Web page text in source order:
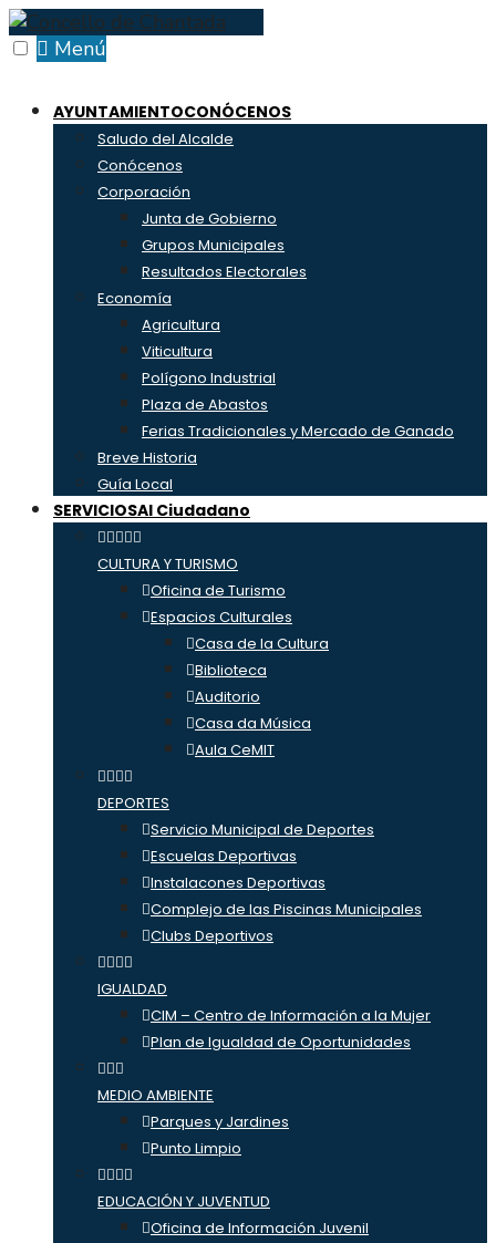
Skip
to
Menú
AYUNTAMIENTOCONÓCENOS
Saludo del Alcalde
Conócenos
Corporación
Junta de Gobierno
Grupos Municipales
Resultados Electorales
Economía
Agricultura
Viticultura
Polígono Industrial
Plaza de Abastos
Ferias Tradicionales y Mercado de Ganado
Breve Historia
Guía Local
SERVICIOSAl Ciudadano
CULTURA Y TURISMO
Oficina de Turismo
Espacios Culturales
Casa de la Cultura
Biblioteca
Auditorio
Casa da Música
Aula CeMIT
DEPORTES
Servicio Municipal de Deportes
Escuelas Deportivas
Instalacones Deportivas
Complejo de las Piscinas Municipales
Clubs Deportivos
IGUALDAD
CIM – Centro de Información a la Mujer
Plan de Igualdad de Oportunidades
MEDIO AMBIENTE
Parques y Jardines
Punto Limpio
EDUCACIÓN Y JUVENTUD
Oficina de Información Juvenil